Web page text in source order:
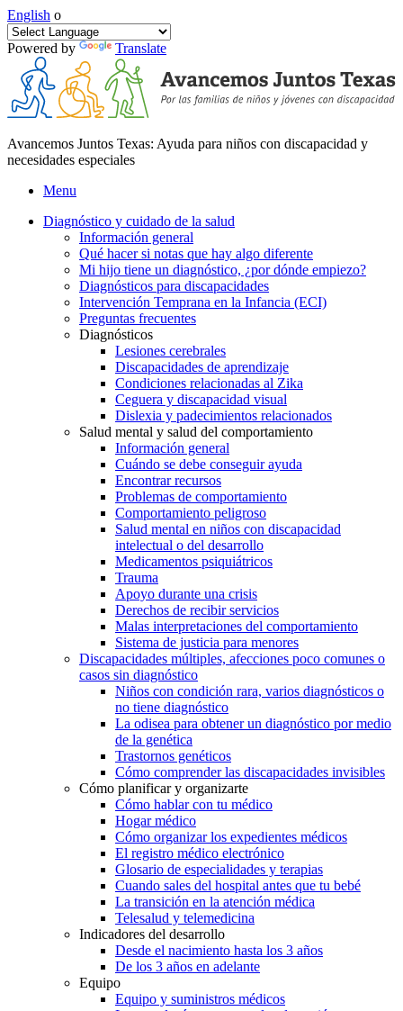
English o
Powered by Translate
Avancemos Juntos Texas: Ayuda para niños con discapacidad y
necesidades especiales
Menu
Diagnóstico y cuidado de la salud
Información general
Qué hacer si notas que hay algo diferente
Mi hijo tiene un diagnóstico, ¿por dónde empiezo?
Diagnósticos para discapacidades
Intervención Temprana en la Infancia (ECI)
Preguntas frecuentes
Diagnósticos
Lesiones cerebrales
Discapacidades de aprendizaje
Condiciones relacionadas al Zika
Ceguera y discapacidad visual
Dislexia y padecimientos relacionados
Salud mental y salud del comportamiento
Información general
Cuándo se debe conseguir ayuda
Encontrar recursos
Problemas de comportamiento
Comportamiento peligroso
Salud mental en niños con discapacidad
intelectual o del desarrollo
Medicamentos psiquiátricos
Trauma
Apoyo durante una crisis
Derechos de recibir servicios
Malas interpretaciones del comportamiento
Sistema de justicia para menores
Discapacidades múltiples, afecciones poco comunes o
casos sin diagnóstico
Niños con condición rara, varios diagnósticos o
no tiene diagnóstico
La odisea para obtener un diagnóstico por medio
de la genética
Trastornos genéticos
Cómo comprender las discapacidades invisibles
Cómo planificar y organizarte
Cómo hablar con tu médico
Hogar médico
Cómo organizar los expedientes médicos
El registro médico electrónico
Glosario de especialidades y terapias
Cuando sales del hospital antes que tu bebé
La transición en la atención médica
Telesalud y telemedicina
Indicadores del desarrollo
Desde el nacimiento hasta los 3 años
De los 3 años en adelante
Equipo
Equipo y suministros médicos